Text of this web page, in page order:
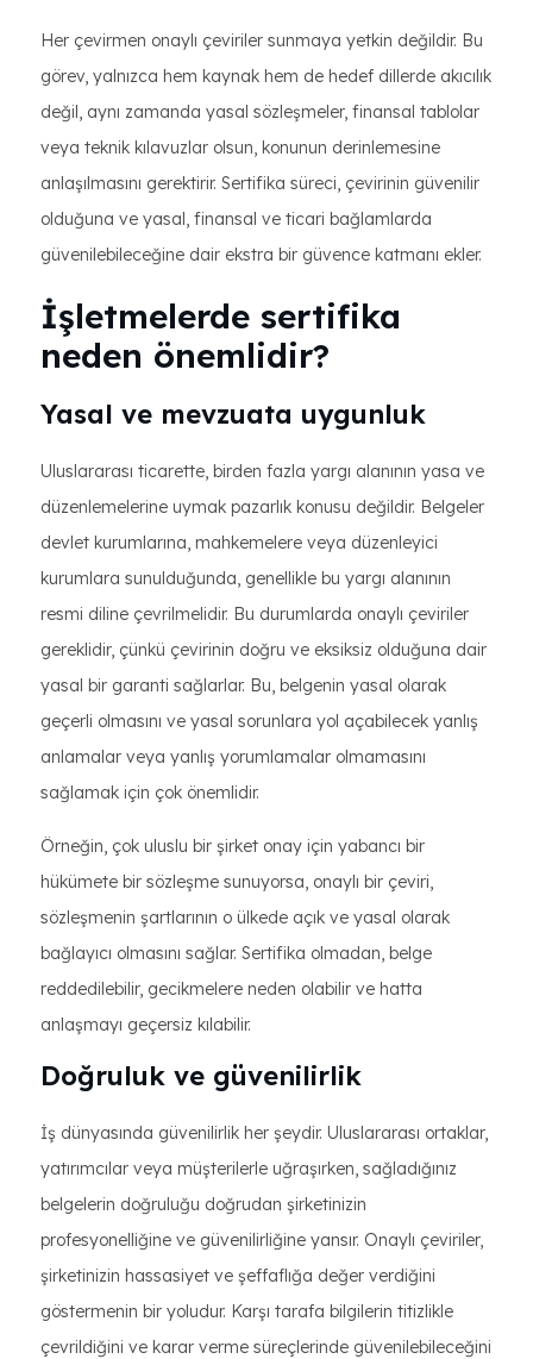
Her çevirmen onaylı çeviriler sunmaya yetkin değildir. Bu
görev, yalnızca hem kaynak hem de hedef dillerde akıcılık
değil, aynı zamanda yasal sözleşmeler, finansal tablolar
veya teknik kılavuzlar olsun, konunun derinlemesine
anlaşılmasını gerektirir. Sertifika süreci, çevirinin güvenilir
olduğuna ve yasal, finansal ve ticari bağlamlarda
güvenilebileceğine dair ekstra bir güvence katmanı ekler.
İşletmelerde sertifika
neden önemlidir?
Yasal ve mevzuata uygunluk
Uluslararası ticarette, birden fazla yargı alanının yasa ve
düzenlemelerine uymak pazarlık konusu değildir. Belgeler
devlet kurumlarına, mahkemelere veya düzenleyici
kurumlara sunulduğunda, genellikle bu yargı alanının
resmi diline çevrilmelidir. Bu durumlarda onaylı çeviriler
gereklidir, çünkü çevirinin doğru ve eksiksiz olduğuna dair
yasal bir garanti sağlarlar. Bu, belgenin yasal olarak
geçerli olmasını ve yasal sorunlara yol açabilecek yanlış
anlamalar veya yanlış yorumlamalar olmamasını
sağlamak için çok önemlidir.
Örneğin, çok uluslu bir şirket onay için yabancı bir
hükümete bir sözleşme sunuyorsa, onaylı bir çeviri,
sözleşmenin şartlarının o ülkede açık ve yasal olarak
bağlayıcı olmasını sağlar. Sertifika olmadan, belge
reddedilebilir, gecikmelere neden olabilir ve hatta
anlaşmayı geçersiz kılabilir.
Doğruluk ve güvenilirlik
İş dünyasında güvenilirlik her şeydir. Uluslararası ortaklar,
yatırımcılar veya müşterilerle uğraşırken, sağladığınız
belgelerin doğruluğu doğrudan şirketinizin
profesyonelliğine ve güvenilirliğine yansır. Onaylı çeviriler,
şirketinizin hassasiyet ve şeffaflığa değer verdiğini
göstermenin bir yoludur. Karşı tarafa bilgilerin titizlikle
çevrildiğini ve karar verme süreçlerinde güvenilebileceğini